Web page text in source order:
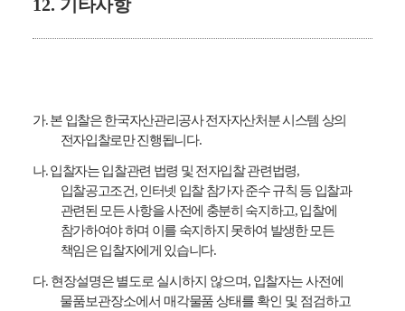
12. 기타사항
가. 본 입찰은 한국자산관리공사 전자자산처분 시스템 상의
전자입찰로만 진행됩니다.
나.입찰자는 입찰관련 법령 및 전자입찰 관련법령,
입찰공고조건,인터넷 입찰 참가자 준수 규칙 등 입찰과
관련된 모든 사항을 사전에 충분히 숙지하고,입찰에
참가하여야 하며 이를 숙지하지 못하여 발생한 모든
책임은 입찰자에게 있습니다.
다. 현장설명은 별도로 실시하지 않으며, 입찰자는 사전에
물품보관장소에서 매각물품 상태를 확인 및 점검하고